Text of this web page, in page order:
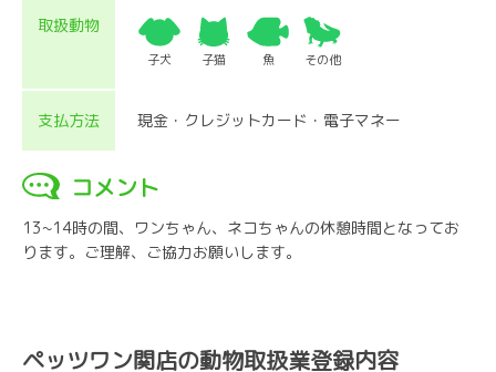
取扱動物
子犬 子猫 魚 その他
支払方法 現金・クレジットカード・電子マネー
コメント
13~14時の間、ワンちゃん、ネコちゃんの休憩時間となってお
ります。ご理解、ご協力お願いします。
ペッツワン関店の動物取扱業登録内容